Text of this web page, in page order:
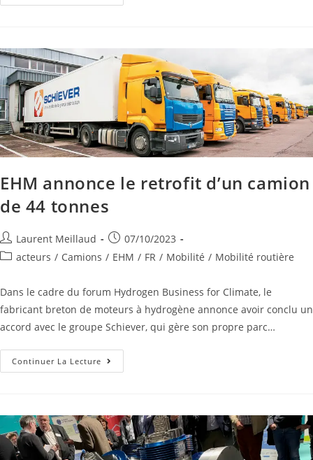
EHM annonce le retrofit d’un camion
de 44 tonnes
Laurent Meillaud
07/10/2023
acteurs / Camions / EHM / FR / Mobilité / Mobilité routière
Dans le cadre du forum Hydrogen Business for Climate, le
fabricant breton de moteurs à hydrogène annonce avoir conclu un
accord avec le groupe Schiever, qui gère son propre parc…
Continuer La Lecture